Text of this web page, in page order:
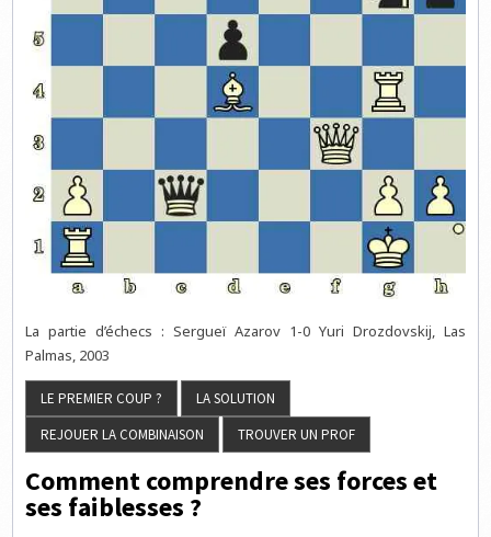
La partie d’échecs : Sergueï Azarov 1-0 Yuri Drozdovskij, Las
Palmas, 2003
Comment comprendre ses forces et
ses faiblesses ?